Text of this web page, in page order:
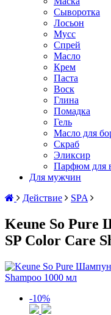
Сыворотка
Лосьон
Мусс
Спрей
Масло
Крем
Паста
Воск
Глина
Помадка
Гель
Масло для
Cкраб
Эликсир
Парфюм для
Для мужчин
Действие
SPA
Keune So Pure
SP Color Care
-10%